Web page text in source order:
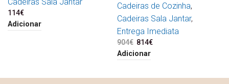
114€
Adicionar
Cadeiras de Cozinha,
Cadeiras Sala Jantar,
Entrega Imediata
904€ O preço original era:
904€.
814€
Adicionar